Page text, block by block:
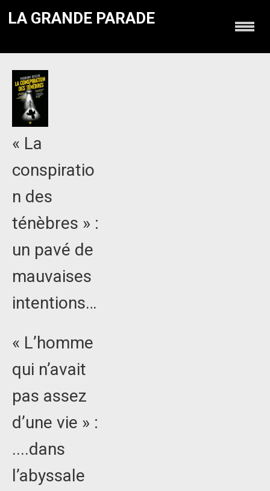
LA GRANDE PARADE
« La
conspiratio
n des
ténèbres » :
un pavé de
mauvaises
intentions…
« L’homme
qui n’avait
pas assez
d’une vie » :
....dans
l’abyssale